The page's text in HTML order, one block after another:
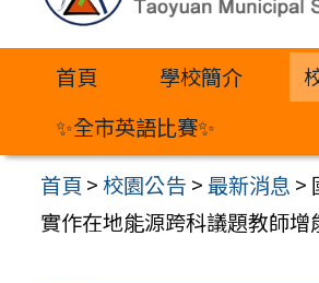
內
首頁 學校簡介
✨全市英語比賽✨
首頁 >校園公告 >最新消息 >
實作在地能源跨科議題教師增